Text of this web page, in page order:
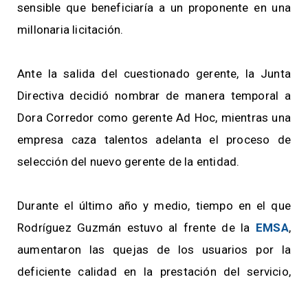
sensible que beneficiaría a un proponente en una
millonaria licitación.
Ante la salida del cuestionado gerente, la Junta
Directiva decidió nombrar de manera temporal a
Dora Corredor como gerente Ad Hoc, mientras una
empresa caza talentos adelanta el proceso de
selección del nuevo gerente de la entidad.
Durante el último año y medio, tiempo en el que
Rodríguez Guzmán estuvo al frente de la EMSA,
aumentaron las quejas de los usuarios por la
deficiente calidad en la prestación del servicio,